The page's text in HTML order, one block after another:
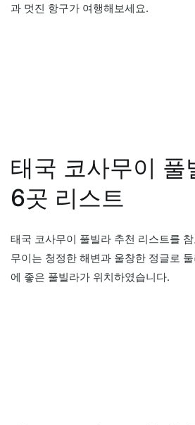
과 멋진 항구가 여행해보세요.
태국 코사무이 풀
6곳 리스트
태국 코사무이 풀빌라 추천 리스트를
무이는 청정한 해변과 울창한 정글로
에 좋은 풀빌라가 위치하였습니다.